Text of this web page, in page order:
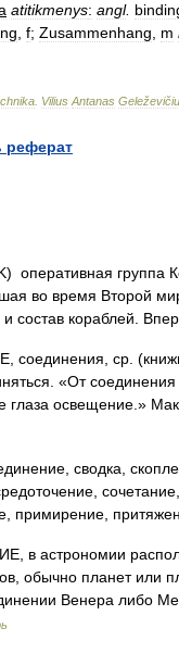
atitikmenys: angl.
f; Zusammenhang m
Vilius Antanas
реферат
оперативная группа
во время Второй
и состав кораблей.
ср.
«От
глаза освещение.»
сводка,
примирение,
в астрономии
обычно планет или
Венера либо